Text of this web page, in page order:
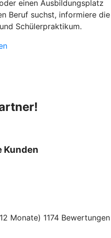
einen Ausbildungsplatz
Beruf suchst, informiere die
Schülerpraktikum.
Kunden
Monate) 1174 Bewertungen